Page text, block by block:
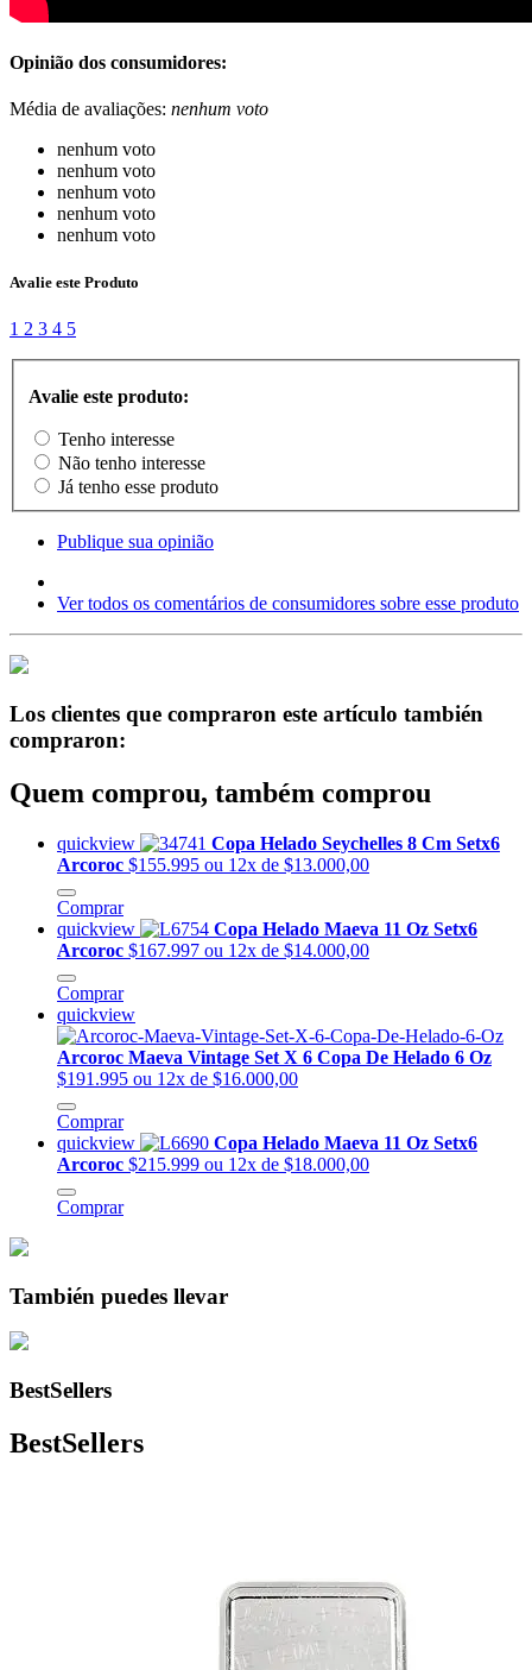
Opinião dos consumidores:
Média de avaliações: nenhum voto
nenhum voto
nenhum voto
nenhum voto
nenhum voto
nenhum voto
Avalie este Produto
1 2 3 4 5
Avalie este produto:
Tenho interesse
Não tenho interesse
Já tenho esse produto
Publique sua opinião
Ver todos os comentários de consumidores sobre esse produto
Los clientes que compraron este artículo también
compraron:
Quem comprou, também comprou
quickview
Copa Helado Seychelles 8 Cm Setx6
Arcoroc $155.995 ou 12x de $13.000,00
Comprar
quickview
Copa Helado Maeva 11 Oz Setx6
Arcoroc $167.997 ou 12x de $14.000,00
Comprar
quickview
Arcoroc Maeva Vintage Set X 6 Copa De Helado 6 Oz
$191.995 ou 12x de $16.000,00
Comprar
quickview
Copa Helado Maeva 11 Oz Setx6
Arcoroc $215.999 ou 12x de $18.000,00
Comprar
También puedes llevar
BestSellers
BestSellers